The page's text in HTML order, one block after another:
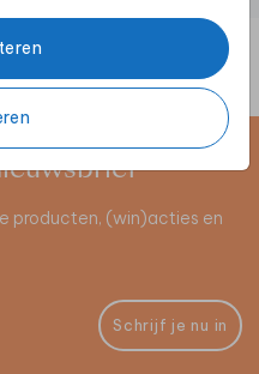
producten, (win)acties en
Schrijf je nu in